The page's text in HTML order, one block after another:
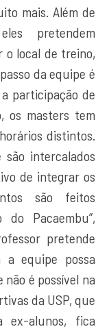
mais. Além de
pretendem
o local de treino,
da equipe é
participação de
os masters tem
distintos.
intercalados
de integrar os
são feitos
Pacaembu”,
pretende
a equipe possa
é possível na
da USP, que
ex-alunos, fica